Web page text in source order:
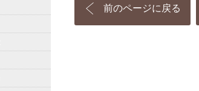
前のページに戻る